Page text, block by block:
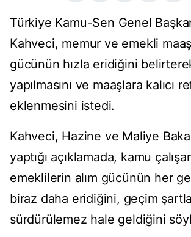
Türkiye Kamu-Sen Genel
Kahveci, memur ve emekli
gücünün hızla eridiğini
yapılmasını ve maaşlara kalıcı
eklenmesini istedi.
Kahveci, Hazine ve Maliye
yaptığı açıklamada, kamu
emeklilerin alım gücünün her
biraz daha eridiğini, geçim
sürdürülemez hale geldiğini